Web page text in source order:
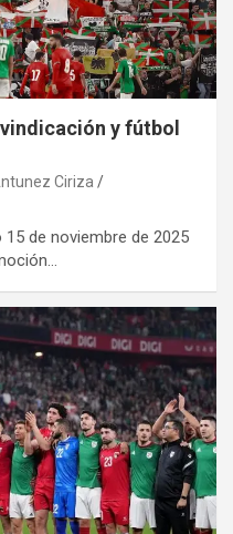
y fútbol
Ciriza
de noviembre de 2025